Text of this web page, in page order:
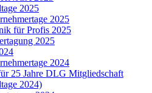
2025
2025
für Profis 2025
2025
2024
25 Jahre DLG Mitgliedschaft
2024)